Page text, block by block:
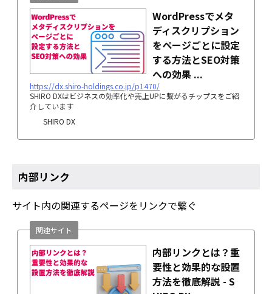
WordPressでメタ
ディスクリプション
をページごとに設定
する方法とSEO対策
への効果 ...
https://dx.shiro-holdings.co.jp/p1470/
SHIRO DXはビジネスの効率化や売上UPに繋がるチップスをご紹
介しています
SHIRO DX
内部リンク
サイト内の関連するページをリンクで繋ぐ
内部リンクとは？重
要性と効果的な設置
方法を徹底解説 - S
関連サイト